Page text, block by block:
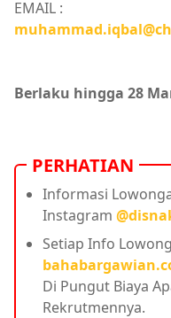
EMAIL :
Berlaku hingga 28
PERHATIAN
Informasi
Instagram
Setiap Info
Di Pungut Biaya
Rekrutmennya.